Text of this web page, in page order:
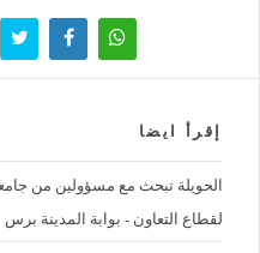
إقرأ ايضا
الحويلة تبحث مع مسؤولين من
لقطاع التعاون - بوابة المدينة برس